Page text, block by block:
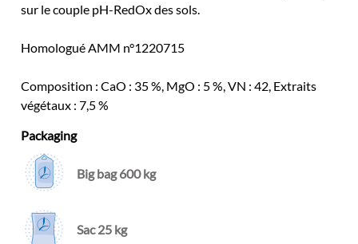
sur le couple pH-RedOx des sols.
Homologué AMM n°1220715
Composition : CaO : 35 %, MgO : 5 %, VN : 42, Extraits
végétaux : 7,5 %
Packaging
Big bag 600 kg
Sac 25 kg